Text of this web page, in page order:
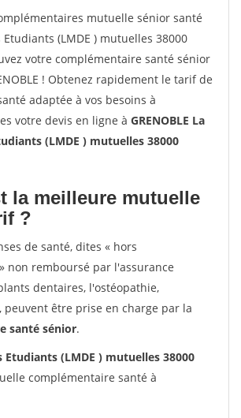
mutuelle sénior santé
(LMDE ) mutuelles 38000
votre complémentaire santé sénior
! Obtenez rapidement le tarif de
adaptée à vos besoins à
votre devis en ligne à GRENOBLE La
(LMDE ) mutuelles 38000
la meilleure mutuelle
?
de santé, dites « hors
non remboursé par l'assurance
dentaires, l'ostéopathie,
peuvent être prise en charge par la
santé sénior.
Etudiants (LMDE ) mutuelles 38000
complémentaire santé à